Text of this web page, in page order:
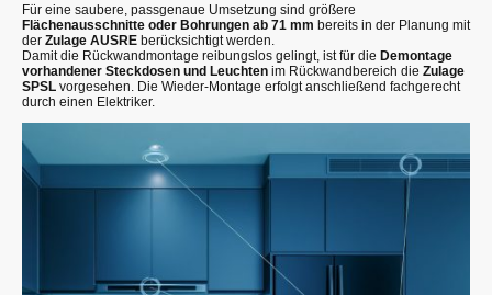
Für eine saubere, passgenaue Umsetzung sind größere
Flächenausschnitte oder Bohrungen ab 71 mm bereits in der Planung mit
der Zulage AUSRE berücksichtigt werden.
Damit die Rückwandmontage reibungslos gelingt, ist für die Demontage
vorhandener Steckdosen und Leuchten im Rückwandbereich die Zulage
SPSL vorgesehen. Die Wieder-Montage erfolgt anschließend fachgerecht
durch einen Elektriker.